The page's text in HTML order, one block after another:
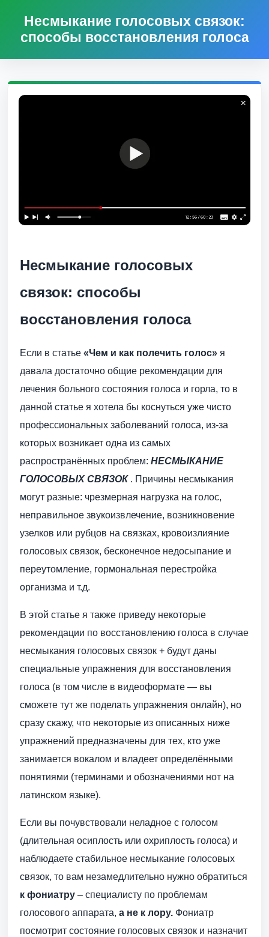
Несмыкание голосовых связок:
способы восстановления голоса
Несмыкание голосовых
связок: способы
восстановления голоса
Если в статье «Чем и как полечить голос» я
давала достаточно общие рекомендации для
лечения больного состояния голоса и горла, то в
данной статье я хотела бы коснуться уже чисто
профессиональных заболеваний голоса, из-за
которых возникает одна из самых
распространённых проблем: НЕСМЫКАНИЕ
ГОЛОСОВЫХ СВЯЗОК. Причины несмыкания
могут разные: чрезмерная нагрузка на голос,
неправильное звукоизвлечение, возникновение
узелков или рубцов на связках, кровоизлияние
голосовых связок, бесконечное недосыпание и
переутомление, гормональная перестройка
организма и т.д.
В этой статье я также приведу некоторые
рекомендации по восстановлению голоса в случае
несмыкания голосовых связок + будут даны
специальные упражнения для восстановления
голоса (в том числе в видеоформате — вы
сможете тут же поделать упражнения онлайн), но
сразу скажу, что некоторые из описанных ниже
упражнений предназначены для тех, кто уже
занимается вокалом и владеет определёнными
понятиями (терминами и обозначениями нот на
латинском языке).
Если вы почувствовали неладное с голосом
(длительная осиплость или охриплость голоса) и
наблюдаете стабильное несмыкание голосовых
связок, то вам незамедлительно нужно обратиться
к фониатру – специалисту по проблемам
голосового аппарата, а не к лору. Фониатр
посмотрит состояние голосовых связок и назначит